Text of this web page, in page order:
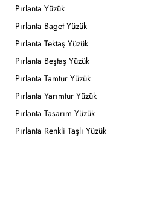
Pırlanta Yüzük
Pırlanta Baget Yüzük
Pırlanta Tektaş Yüzük
Pırlanta Beştaş Yüzük
Pırlanta Tamtur Yüzük
Pırlanta Yarımtur Yüzük
Pırlanta Tasarım Yüzük
Pırlanta Renkli Taşlı Yüzük